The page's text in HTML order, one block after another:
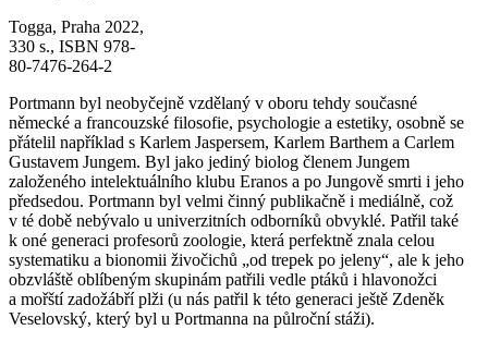
Togga, Praha 2022,
330 s., ISBN 978-
80-7476-264-2
Portmann byl neobyčejně vzdělaný v oboru tehdy současné
německé a francouzské filosofie, psychologie a estetiky, osobně se
přátelil například s Karlem Jaspersem, Karlem Barthem a Carlem
Gustavem Jungem. Byl jako jediný biolog členem Jungem
založeného intelektuálního klubu Eranos a po Jungově smrti i jeho
předsedou. Portmann byl velmi činný publikačně i mediálně, což
v té době nebývalo u univerzitních odborníků obvyklé. Patřil také
k oné generaci profesorů zoologie, která perfektně znala celou
systematiku a bionomii živočichů „od trepek po jeleny“, ale k jeho
obzvláště oblíbeným skupinám patřili vedle ptáků i hlavonožci
a mořští zadožábří plži (u nás patřil k této generaci ještě Zdeněk
Veselovský, který byl u Portmanna na půlroční stáži).